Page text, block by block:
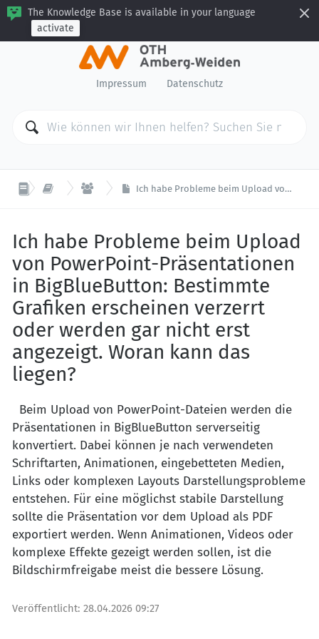
The Knowledge Base is available in your language
activate
Impressum Datenschutz
 Digitale Lehre
 BigBlueButtonIch habe Probleme beim Upload von PowerPoint-Präsentationen in BigBlueButton: Bestimmte Grafiken erscheinen verzerrt oder werden gar nicht erst angezeigt. Woran kann das liegen?
Ich habe Probleme beim Upload
von PowerPoint-Präsentationen
in BigBlueButton: Bestimmte
Grafiken erscheinen verzerrt
oder werden gar nicht erst
angezeigt. Woran kann das
liegen?
Beim Upload von PowerPoint-Dateien werden die
Präsentationen in BigBlueButton serverseitig
konvertiert. Dabei können je nach verwendeten
Schriftarten, Animationen, eingebetteten Medien,
Links oder komplexen Layouts Darstellungsprobleme
entstehen. Für eine möglichst stabile Darstellung
sollte die Präsentation vor dem Upload als PDF
exportiert werden. Wenn Animationen, Videos oder
komplexe Effekte gezeigt werden sollen, ist die
Bildschirmfreigabe meist die bessere Lösung.
Veröffentlicht: 28.04.2026 09:27